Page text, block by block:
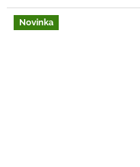
Novinka